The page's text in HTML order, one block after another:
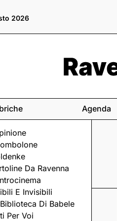
2026
Da Ravenna
E Invisibili
Di Babele
Per Voi
Agenda